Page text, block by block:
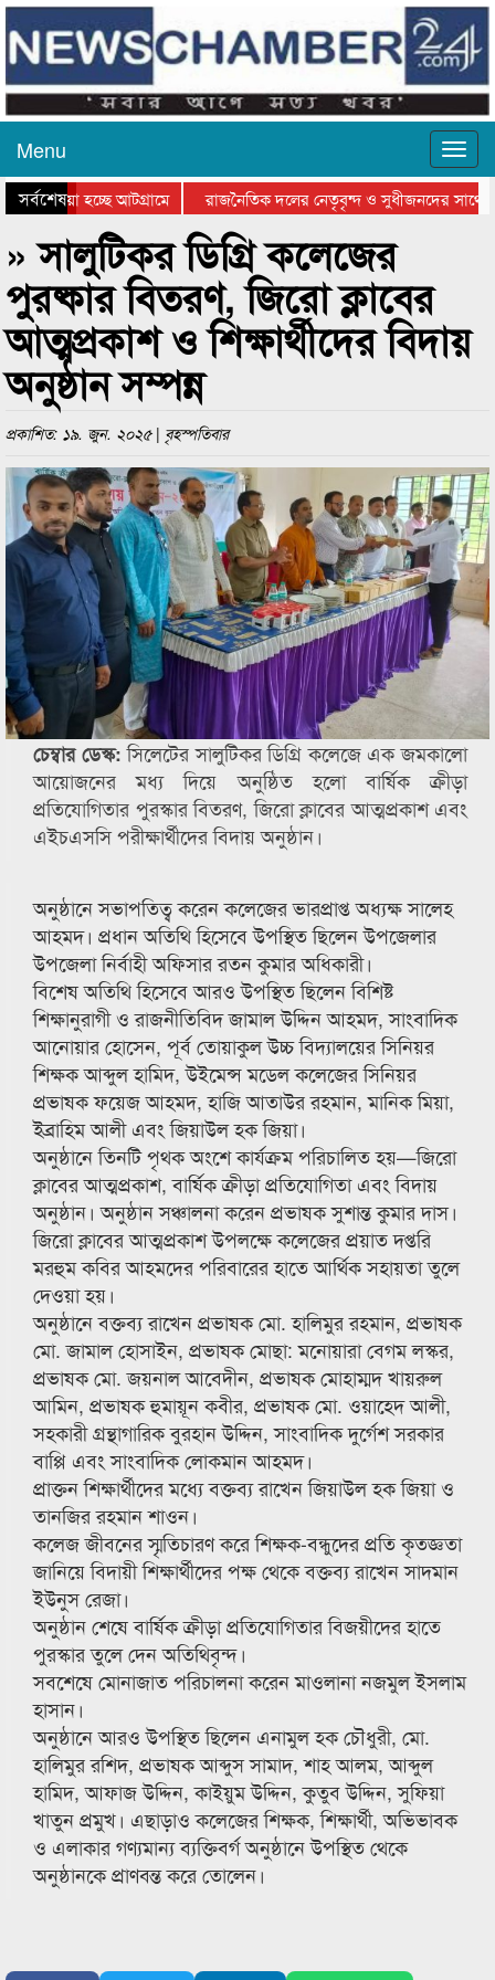
Menu
সর্বশেষ
যাওয়া হচ্ছে আটগ্রামে
রাজনৈতিক দলের নেতৃবৃন্দ ও সুধীজনদের সাথে
পুরস্কার বিতরণ সম্পন্ন
সিলেটে বাংলাদেশ গ্রুপ থিয়েটার ফেডারেশানের
» সালুটিকর ডিগ্রি কলেজের
পুরষ্কার বিতরণ, জিরো ক্লাবের
আত্মপ্রকাশ ও শিক্ষার্থীদের বিদায়
অনুষ্ঠান সম্পন্ন
প্রকাশিত: ১৯. জুন. ২০২৫ | বৃহস্পতিবার
চেম্বার ডেস্ক:সিলেটের সালুটিকর ডিগ্রি কলেজে এক জমকালো
আয়োজনের মধ্য দিয়ে অনুষ্ঠিত হলো বার্ষিক ক্রীড়া
প্রতিযোগিতার পুরস্কার বিতরণ, জিরো ক্লাবের আত্মপ্রকাশ এবং
এইচএসসি পরীক্ষার্থীদের বিদায় অনুষ্ঠান।
অনুষ্ঠানে সভাপতিত্ব করেন কলেজের ভারপ্রাপ্ত অধ্যক্ষ সালেহ
আহমদ। প্রধান অতিথি হিসেবে উপস্থিত ছিলেন উপজেলার
উপজেলা নির্বাহী অফিসার রতন কুমার অধিকারী।
বিশেষ অতিথি হিসেবে আরও উপস্থিত ছিলেন বিশিষ্ট
শিক্ষানুরাগী ও রাজনীতিবিদ জামাল উদ্দিন আহমদ, সাংবাদিক
আনোয়ার হোসেন, পূর্ব তোয়াকুল উচ্চ বিদ্যালয়ের সিনিয়র
শিক্ষক আব্দুল হামিদ, উইমেন্স মডেল কলেজের সিনিয়র
প্রভাষক ফয়েজ আহমদ, হাজি আতাউর রহমান, মানিক মিয়া,
ইব্রাহিম আলী এবং জিয়াউল হক জিয়া।
অনুষ্ঠানে তিনটি পৃথক অংশে কার্যক্রম পরিচালিত হয়—জিরো
ক্লাবের আত্মপ্রকাশ, বার্ষিক ক্রীড়া প্রতিযোগিতা এবং বিদায়
অনুষ্ঠান। অনুষ্ঠান সঞ্চালনা করেন প্রভাষক সুশান্ত কুমার দাস।
জিরো ক্লাবের আত্মপ্রকাশ উপলক্ষে কলেজের প্রয়াত দপ্তরি
মরহুম কবির আহমদের পরিবারের হাতে আর্থিক সহায়তা তুলে
দেওয়া হয়।
অনুষ্ঠানে বক্তব্য রাখেন প্রভাষক মো. হালিমুর রহমান, প্রভাষক
মো. জামাল হোসাইন, প্রভাষক মোছা: মনোয়ারা বেগম লস্কর,
প্রভাষক মো. জয়নাল আবেদীন, প্রভাষক মোহাম্মদ খায়রুল
আমিন, প্রভাষক হুমায়ূন কবীর, প্রভাষক মো. ওয়াহেদ আলী,
সহকারী গ্রন্থাগারিক বুরহান উদ্দিন, সাংবাদিক দুর্গেশ সরকার
বাপ্পি এবং সাংবাদিক লোকমান আহমদ।
প্রাক্তন শিক্ষার্থীদের মধ্যে বক্তব্য রাখেন জিয়াউল হক জিয়া ও
তানজির রহমান শাওন।
কলেজ জীবনের স্মৃতিচারণ করে শিক্ষক-বন্ধুদের প্রতি কৃতজ্ঞতা
জানিয়ে বিদায়ী শিক্ষার্থীদের পক্ষ থেকে বক্তব্য রাখেন সাদমান
ইউনুস রেজা।
অনুষ্ঠান শেষে বার্ষিক ক্রীড়া প্রতিযোগিতার বিজয়ীদের হাতে
পুরস্কার তুলে দেন অতিথিবৃন্দ।
সবশেষে মোনাজাত পরিচালনা করেন মাওলানা নজমুল ইসলাম
হাসান।
অনুষ্ঠানে আরও উপস্থিত ছিলেন এনামুল হক চৌধুরী, মো.
হালিমুর রশিদ, প্রভাষক আব্দুস সামাদ, শাহ আলম, আব্দুল
হামিদ, আফাজ উদ্দিন, কাইয়ুম উদ্দিন, কুতুব উদ্দিন, সুফিয়া
খাতুন প্রমুখ। এছাড়াও কলেজের শিক্ষক, শিক্ষার্থী, অভিভাবক
ও এলাকার গণ্যমান্য ব্যক্তিবর্গ অনুষ্ঠানে উপস্থিত থেকে
অনুষ্ঠানকে প্রাণবন্ত করে তোলেন।